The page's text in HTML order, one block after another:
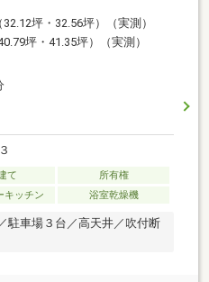
32.12坪・32.56坪）（実測）
40.79坪・41.35坪）（実測）
て
所有権
キッチン 浴室乾燥機
駐車場３台／高天井／吹付断